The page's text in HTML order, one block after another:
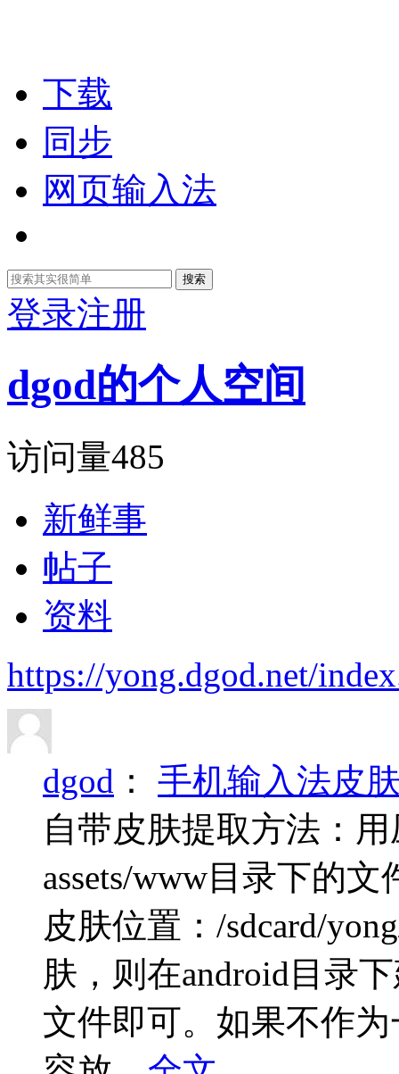
下载
同步
网页输入法
搜索
登录注册
dgod的个人空间
访问量485
新鲜事
帖子
资料
https://yong.dgod.net/
dgod ： 手机输入法皮
自带皮肤提取方法：
assets/www目录下的
皮肤位置：/sdcard/
肤，则在android目录
文件即可。如果不作